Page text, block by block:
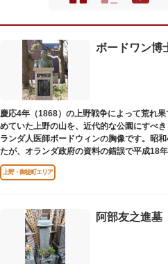
ボードワン博
慶応4年（1868）の上野戦争によって荒れ
めていた上野の山を、近代的な公園にすべ
ランダ人医師ボードウィンの胸像です。昭
たが、オランダ政府の資料の錯誤で平成18
は博士の弟の像でした。
上野・御徒町エリア
阿部友之進墓